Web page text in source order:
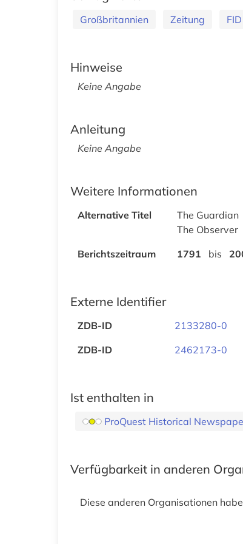
Großbritannien Zeitung
Hinweise
Keine Angabe
Anleitung
Keine Angabe
Weitere Informationen
Alternative Titel
The Guardian
The Observer
Berichtszeitraum
1791 bis
Externe Identifier
ZDB-ID
2133280-0
ZDB-ID
2462173-0
Ist enthalten in
ProQuest Historical
Verfügbarkeit in anderen
Diese anderen Organisationen